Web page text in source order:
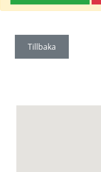
Tillbaka